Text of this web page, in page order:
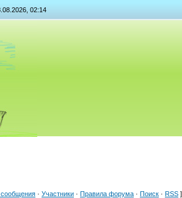
02:14
· Участники · Правила форума · Поиск · RSS ]